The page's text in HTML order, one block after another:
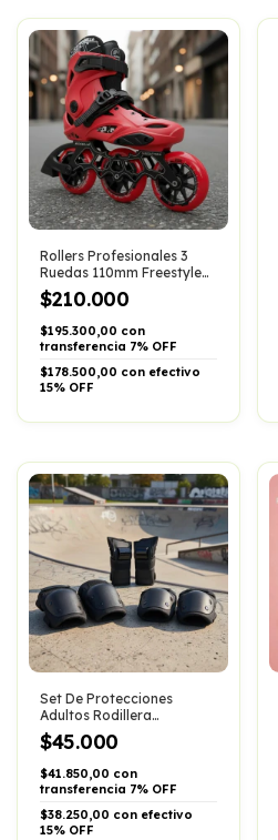
Rollers Profesionales 3
Ruedas 110mm Freestyle
Slalom Abec-9
$210.000
$195.300,00 con
transferencia 7% OFF
$178.500,00 con efectivo
15% OFF
Set De Protecciones
Adultos Rodillera
Muñequera Codera Profe
$45.000
$41.850,00 con
transferencia 7% OFF
$38.250,00 con efectivo
15% OFF